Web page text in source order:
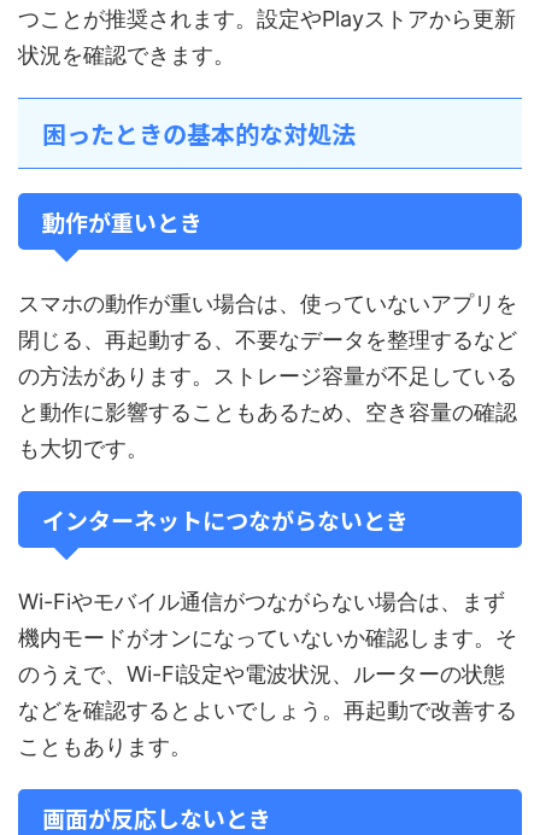
つことが推奨されます。設定やPlayストアから更新
状況を確認できます。
困ったときの基本的な対処法
動作が重いとき
スマホの動作が重い場合は、使っていないアプリを
閉じる、再起動する、不要なデータを整理するなど
の方法があります。ストレージ容量が不足している
と動作に影響することもあるため、空き容量の確認
も大切です。
インターネットにつながらないとき
Wi-Fiやモバイル通信がつながらない場合は、まず
機内モードがオンになっていないか確認します。そ
のうえで、Wi-Fi設定や電波状況、ルーターの状態
などを確認するとよいでしょう。再起動で改善する
こともあります。
画面が反応しないとき